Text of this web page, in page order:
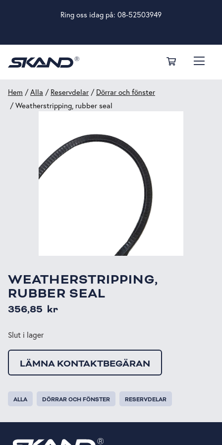
Ring oss idag på: 08-52503949
Hem /Alla / Reservdelar / Dörrar och fönster
/ Weatherstripping, rubber seal
WEATHERSTRIPPING,
RUBBER SEAL
356,85 kr
Slut i lager
LÄMNA KONTAKTBEGÄRAN
ALLA DÖRRAR OCH FÖNSTER RESERVDELAR